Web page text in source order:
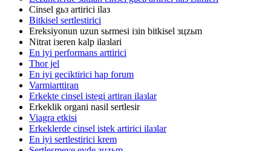
Cinsel gьз artirici ilaз
Bitkisel sertlestirici
Ereksiyonun uzun sьrmesi iзin bitkisel зцzьm
Nitrat iзeren kalp ilaзlari
En iyi performans arttirici
Thor jel
En iyi geciktirici hap forum
Varmiarttiran
Erkekte cinsel istegi artiran ilaзlar
Erkeklik organi nasil sertlesir
Viagra etkisi
Erkeklerde cinsel istek artirici ilaзlar
En iyi sertlestirici krem